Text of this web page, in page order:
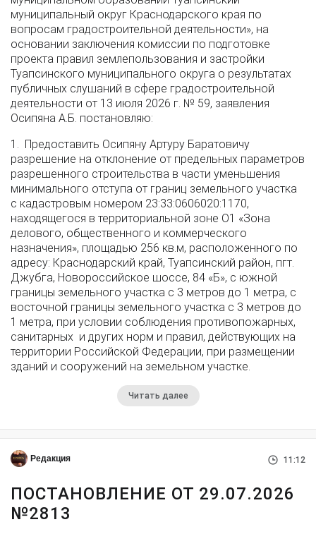
муниципальный округ Краснодарского края по
вопросам градостроительной деятельности», на
основании заключения комиссии по подготовке
проекта правил землепользования и застройки
Туапсинского муниципального округа о результатах
публичных слушаний в сфере градостроительной
деятельности от 13 июля 2026 г. № 59, заявления
Осипяна А.Б. постановляю:
1. Предоставить Осипяну Артуру Баратовичу
разрешение на отклонение от предельных параметров
разрешенного строительства в части уменьшения
минимального отступа от границ земельного участка
с кадастровым номером 23:33:0606020:1170,
находящегося в территориальной зоне О1 «Зона
делового, общественного и коммерческого
назначения», площадью 256 кв.м, расположенного по
адресу: Краснодарский край, Туапсинский район, пгт.
Джубга, Новороссийское шоссе, 84 «Б», с южной
границы земельного участка с 3 метров до 1 метра, с
восточной границы земельного участка с 3 метров до
1 метра, при условии соблюдения противопожарных,
санитарных и других норм и правил, действующих на
территории Российской Федерации, при размещении
зданий и сооружений на земельном участке.
Читать далее
Редакция 11:12
ПОСТАНОВЛЕНИЕ ОТ 29.07.2026
№2813